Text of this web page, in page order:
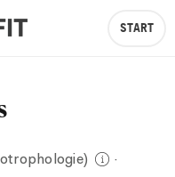
·
START